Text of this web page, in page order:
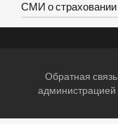
СМИ о страховании
Обратная связь
администрацией